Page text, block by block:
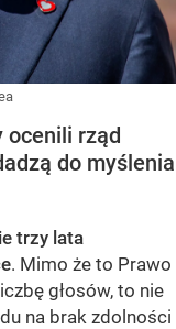
ocenili rząd
do myślenia
trzy lata
. Mimo że to Prawo
głosów, to nie
na brak zdolności